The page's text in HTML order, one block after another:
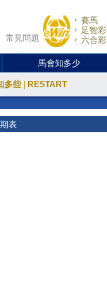
常見問題
賽馬
足智彩
六合彩
馬會知多少
多些 RESTART
表